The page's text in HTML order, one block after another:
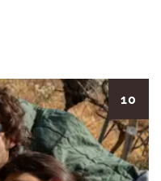
10